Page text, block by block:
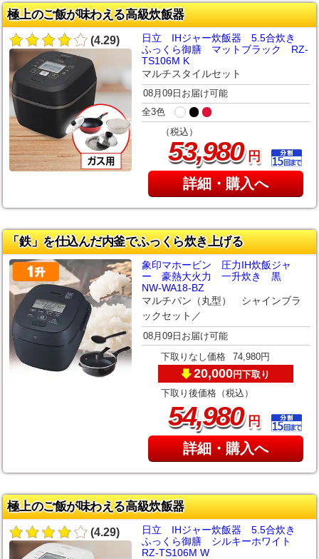
極上のご飯が味わえる高級炊飯器
(4.29)
日立 IHジャー炊飯器 5.5合炊き
ふっくら御膳 マットブラック RZ-
TS106M K
マルチスタイルセット
08月09日お届け可能
全3色
（税込）
53,980円
詳細・購入へ
「鉄」を仕込んだ内釜でふっくら炊き上げる
象印マホービン 圧力IH炊飯ジャ
ー 豪熱大火力 一升炊き 黒
NW-WA18-BZ
マルチパン（丸型） シャインブラ
ックセット／
08月09日お届け可能
下取りなし価格 74,980円
20,000円下取り
下取り後価格（税込）
54,980円
詳細・購入へ
極上のご飯が味わえる高級炊飯器
(4.29)
日立 IHジャー炊飯器 5.5合炊き
ふっくら御膳 シルキーホワイト
RZ-TS106M W